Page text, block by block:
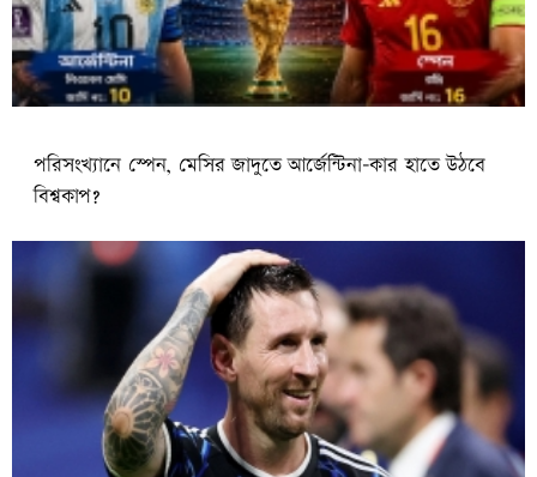
পরিসংখ্যানে স্পেন, মেসির জাদুতে আর্জেন্টিনা-কার হাতে উঠবে
বিশ্বকাপ?